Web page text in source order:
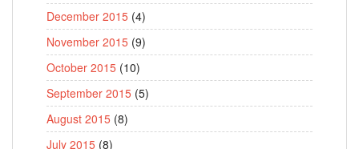
December 2015 (4)
November 2015 (9)
October 2015 (10)
September 2015 (5)
August 2015 (8)
July 2015 (8)